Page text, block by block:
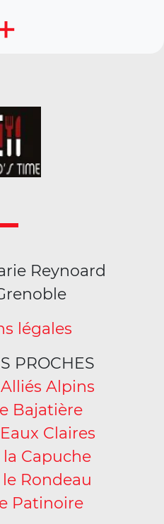
Reynoard
légales
PROCHES
Alpins
Bajatière
Claires
Capuche
Rondeau
Patinoire